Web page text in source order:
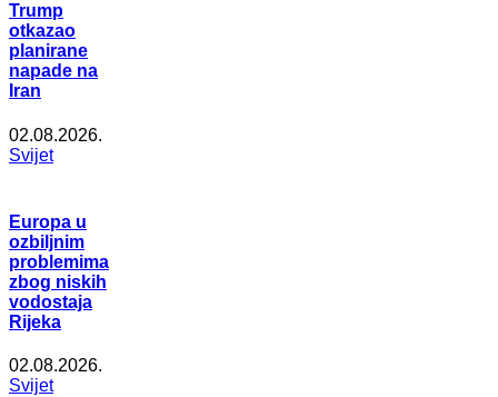
Trump
otkazao
planirane
napade na
Iran
02.08.2026.
Svijet
Europa u
ozbiljnim
problemima
zbog niskih
vodostaja
Rijeka
02.08.2026.
Svijet